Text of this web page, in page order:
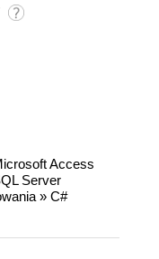
Access
Server
» C#